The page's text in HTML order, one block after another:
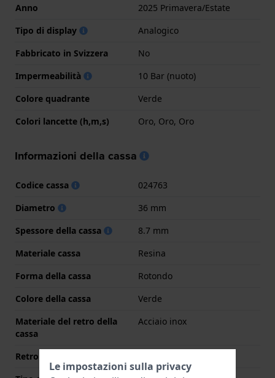
Anno
2025 Primavera/Estate
Tipo di display
Analogico
Fabbricato in Svizzera
No
Impermeabilità
10 Bar (nuoto)
Colore quadrante
Verde
Colori lancette (h,m,s)
Oro, Oro, Oro
Informazioni della cassa
Codice cassa
024763
Diametro
36 mm
Spessore della cassa
8.7 mm
Materiale cassa
Resina
Forma della cassa
Rotondo
Colore della cassa
Verde
Materiale del retro della
cassa
Acciaio inox
Retro cassa
Le impostazioni sulla privacy